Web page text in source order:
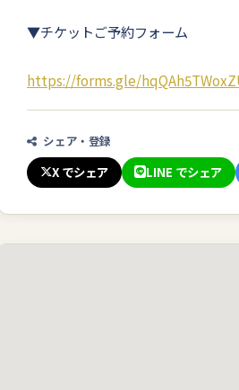
▼チケットご予約フォーム
https://forms.gle/
シェア・登録
X でシェア LINE でシェア